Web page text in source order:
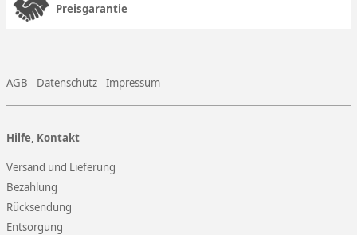
Preisgarantie
AGB Datenschutz Impressum
Hilfe, Kontakt
Versand und Lieferung
Bezahlung
Rücksendung
Entsorgung